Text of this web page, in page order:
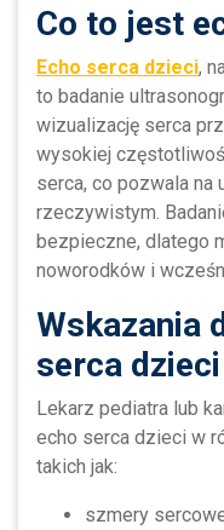
Co to jest
Echo serca dzieci,
to badanie
wizualizację serca
wysokiej
serca, co pozwala na
rzeczywistym.
bezpieczne, dlatego
noworodków i
Wskazania
serca dzieci
Lekarz pediatra lub
echo serca dzieci w
takich jak:
szmery